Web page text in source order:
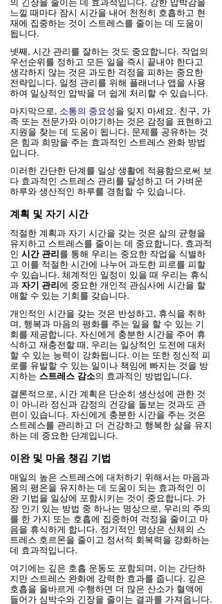
의 긴장을 줄이는 데 효과적입니다. 강한 압박감을
느낄 때마다 잠시 시간을 내어 천천히 호흡하고 현
재에 집중하는 것이 스트레스를 줄이는 데 도움이
됩니다.
넷째, 시간 관리를 잘하는 것도 중요합니다. 작업의
우선순위를 정하고 모든 일을 즉시 끝내야 한다고
생각하지 않는 것은 과도한 걱정을 피하는 중요한
전략입니다. 일정 관리를 위해 플래너나 앱을 사용
하여 일상적인 압박을 더 쉽게 처리할 수 있습니다.
마지막으로, 소통의 중요성을 잊지 마세요. 친구, 가
족 또는 전문가와 이야기하는 것은 감정을 표현하고
지원을 찾는 데 도움이 됩니다. 문제를 공유하는 것
은 힘과 희망을 주는 효과적인 스트레스 완화 방법
입니다.
이러한 간단한 단계를 일상 생활에 적용함으로써 보
다 효과적인 스트레스 관리를 달성하고 더 가벼운
하루와 생산적인 하루를 경험할 수 있습니다.
계획 및 자기 시간
적절한 계획과 자기 시간을 갖는 것은 삶의 균형을
유지하고 스트레스를 줄이는 데 중요합니다. 효과적
인 시간 관리 를 통해 우리는 중요한 작업을 식별하
고 이를 적절한 시간에 나누어 과도한 피로를 피할
수 있습니다. 체계적인 일정이 있을 때 우리는 휴식
과 자기 관리 에 중요한 개인적 관심사에 시간을 할
애할 수 있는 기회를 갖습니다.
개인적인 시간을 갖는 것은 반성하고, 휴식을 취하
며, 행복과 마음의 평화를 주는 일을 할 수 있는 기
회를 제공합니다. 자신에게 충분한 시간을 주어 휴
식하고 재충전할 때, 우리는 일상적인 도전에 대처
할 수 있는 능력이 강화됩니다. 이는 또한 정신적 피
로를 유발할 수 있는 일이나 책임에 빠지는 것을 방
지하는 스트레스 감소의 효과적인 방법입니다.
결론적으로, 시간 계획은 단순히 생산성에 관한 것
이 아니라 정신과 감정의 건강을 돌보는 것과도 관
련이 있습니다. 자신에게 충분한 시간을 주는 것은
스트레스를 관리하고 더 건강하고 행복한 삶을 유지
하는 데 중요한 단계입니다.
이완 및 마음 챙김 기법
매일의 높은 스트레스에 대처하기 위해서는 마음과
몸의 평온을 유지하는 데 도움이 되는 효과적인 이
완 기법을 일상에 포함시키는 것이 중요합니다. 가
장 인기 있는 방법 중 하나는 명상으로, 우리의 주의
를 한 가지 또는 호흡에 집중하여 걱정을 줄이고 마
음을 휴식하게 합니다. 정기적인 명상은 신체의 스
트레스 호르몬을 줄이고 정서적 회복력을 강화하는
데 효과적입니다.
여기에는 깊은 호흡 운동도 포함되며, 이는 간단하
지만 스트레스 완화에 강력한 효과를 줍니다. 깊은
호흡을 올바르게 수행하면 더 많은 산소가 혈액에
들어가 심박수와 긴장을 줄이는 결과를 가져옵니다.